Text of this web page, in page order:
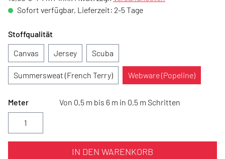
Sofort verfügbar, Lieferzeit: 2-5 Tage
Stoffqualität
Canvas
Jersey Scuba
Summersweat (French Terry) Webware (Popeline)
Meter Von 0,5 m bis 6 m in 0,5 m Schritten
IN DEN WARENKORB